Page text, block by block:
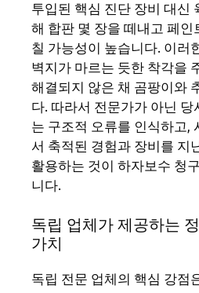
투입된 핵심 진단 장비 대신
해 합판 몇 장을 떼내고 페인
칠 가능성이 높습니다. 이러
벽지가 마르는 듯한 착각을
해결되지 않은 채 곰팡이와
다. 따라서 전문가가 아닌 당
는 구조적 오류를 인식하고,
서 축적된 경험과 장비를 지
활용하는 것이 하자보수 청
니다.
독립 업체가 제공하는
가치
독립 전문 업체의 핵심 강점